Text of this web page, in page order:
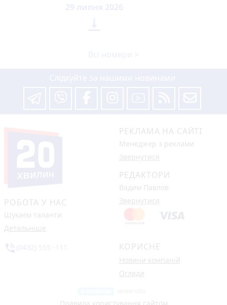
РОБОТА У НАС
Шукаєм таланти
Детальніше
РЕКЛАМА НА САЙТІ
Менеджер з реклами
Звернутися
РЕДАКТОРИ
Вадим Павлов
Звернутися
КОРИСНЕ
Новини компаній
Огляди